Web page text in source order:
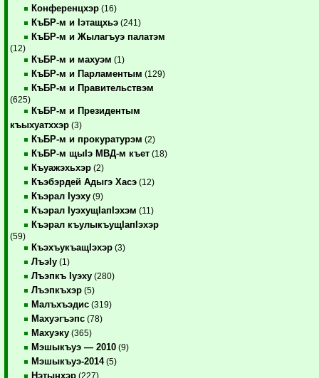
Конференцхэр (16)
КъБР-м и Iэтащхьэ (241)
КъБР-м и Жылагъуэ палатэм
(12)
КъБР-м и махуэм (1)
КъБР-м и Парламентым (129)
КъБР-м и Правительствэм
(625)
КъБР-м и Президентым
къыхуатххэр (3)
КъБР-м и прокуратурэм (2)
КъБР-м щыIэ МВД-м къет (18)
Къуажэхьхэр (2)
Къэбэрдей Адыгэ Хасэ (12)
Къэрал Iуэху (9)
Къэрал IуэхущIапIэхэм (11)
Къэрал къулыкъущIапIэхэр
(59)
КъэхъукъащIэхэр (3)
ЛъэIу (1)
Лъэпкъ Iуэху (280)
Лъэпкъхэр (5)
Малъхъэдис (319)
Махуэгъэпс (78)
Махуэку (365)
Мэшыкъуэ — 2010 (9)
Мэшыкъуэ-2014(5)
Нэтынхэр (227)